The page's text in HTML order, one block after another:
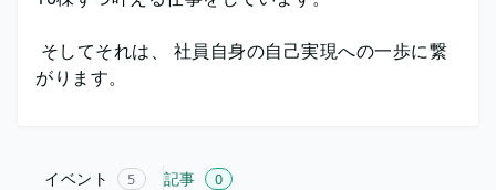
そしてそれは、 社員自身の自己実現への一歩に繋
がります。
イベント 5 記事 0